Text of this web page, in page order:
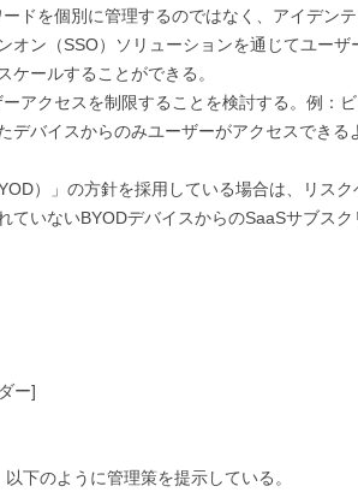
ドを個別に管理するのではなく、アイデン
オン（SSO）ソリューションを通じてユーザ
ケールすることができる。
アクセスを制限することを検討する。例：
デバイスからのみユーザーがアクセスできる
）」の方針を採用している場合は、リスク
ていないBYODデバイスからのSaaSサブスク
ー]
下のように管理策を提示している。